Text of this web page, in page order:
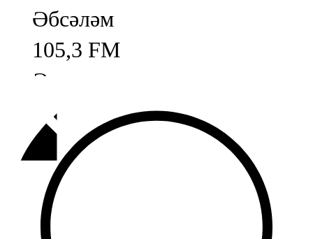
Әбсәләм
105,3 FM
Әлмәт
92,9 FM
Базарлы матак
107,1 FM
Балык бистәсе